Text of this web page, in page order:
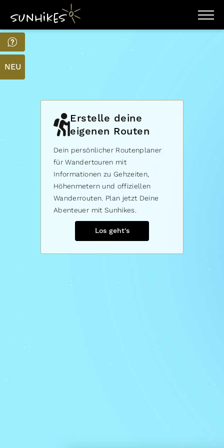
WANDERZIELE
WANDERUNGEN
ENTDECKEN
MAGAZIN
TRAILBOX
NEU
Erstelle deine
eigenen Routen
Dein persönlicher Routenplaner
für Wandertouren mit
Informationen zu Gehzeiten,
Höhenmetern und offiziellen
Wanderrouten. Plan jetzt Deine
Abenteuer mit Sunhikes.
Los geht's